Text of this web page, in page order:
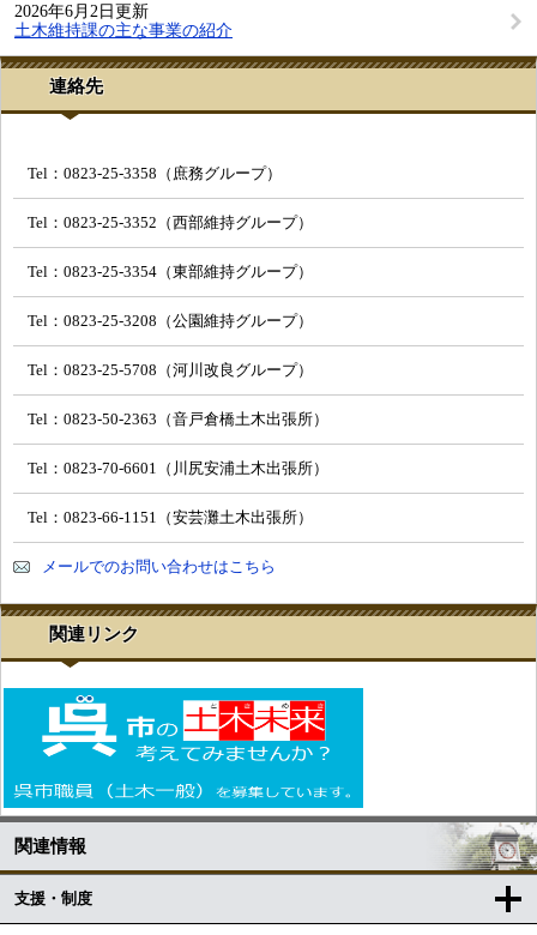
2026年6月2日更新
土木維持課の主な事業の紹介
連絡先
Tel：0823-25-3358（庶務グループ）
Tel：0823-25-3352（西部維持グループ）
Tel：0823-25-3354（東部維持グループ）
Tel：0823-25-3208（公園維持グループ）
Tel：0823-25-5708（河川改良グループ）
Tel：0823-50-2363（音戸倉橋土木出張所）
Tel：0823-70-6601（川尻安浦土木出張所）
Tel：0823-66-1151（安芸灘土木出張所）
メールでのお問い合わせはこちら
関連リンク
関連情報
支援・制度